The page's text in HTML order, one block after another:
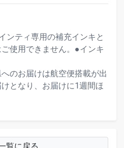
ティ専用の補充インキと
使用できません。●インキ
のお届けは航空便搭載が出
となり、お届けに1週間ほ